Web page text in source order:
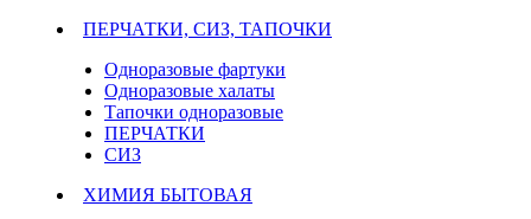
ПЕРЧАТКИ, СИЗ, ТАПОЧКИ
Одноразовые фартуки
Одноразовые халаты
Тапочки одноразовые
ПЕРЧАТКИ
СИЗ
ХИМИЯ БЫТОВАЯ